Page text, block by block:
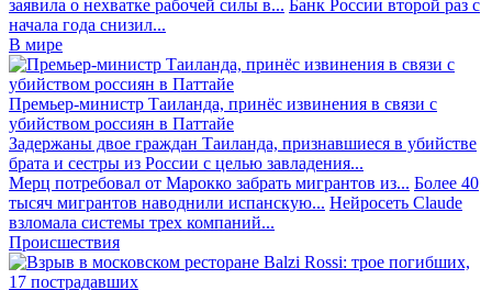
заявила о нехватке рабочей силы в... Банк России второй раз с
начала года снизил...
В мире
Премьер-министр Таиланда, принёс извинения в связи с
убийством россиян в Паттайе
Задержаны двое граждан Таиланда, признавшиеся в убийстве
брата и сестры из России с целью завладения...
Мерц потребовал от Марокко забрать мигрантов из... Более 40
тысяч мигрантов наводнили испанскую... Нейросеть Claude
взломала системы трех компаний...
Происшествия